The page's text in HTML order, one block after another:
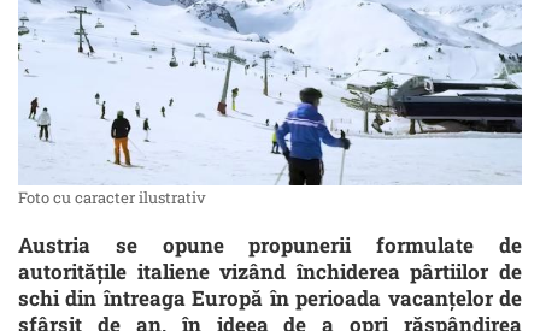
Foto cu caracter ilustrativ
Austria se opune propunerii formulate de
autorităţile italiene vizând închiderea pârtiilor de
schi din întreaga Europă în perioada vacanţelor de
sfârşit de an, în ideea de a opri răspândirea